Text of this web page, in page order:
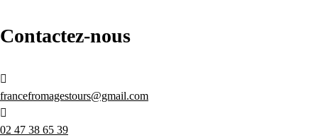
Contactez-nous
francefromagestours@gmail.com
02 47 38 65 39